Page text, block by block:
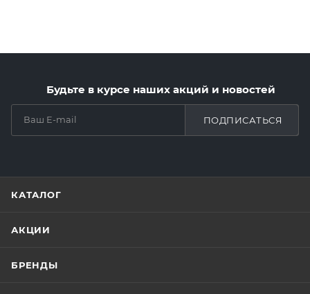
Будьте в курсе наших акций и новостей
ПОДПИСАТЬСЯ
КАТАЛОГ
АКЦИИ
БРЕНДЫ